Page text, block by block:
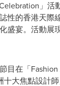
」活
性的香港天際
盛宴。活動展
目在「
十大焦點設計